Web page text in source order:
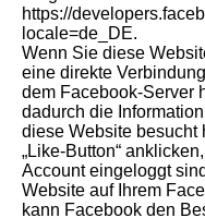
https://
locale=de_DE.
Wenn Sie diese
eine direkte
dem Facebook-Server
dadurch die
diese Website besucht
„Like-Button“
Account eingeloggt
Website auf Ihrem
kann Facebook den